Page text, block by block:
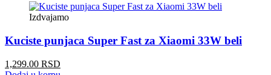
Izdvajamo
Kuciste punjaca Super Fast za Xiaomi 33W beli
1,299.00 RSD